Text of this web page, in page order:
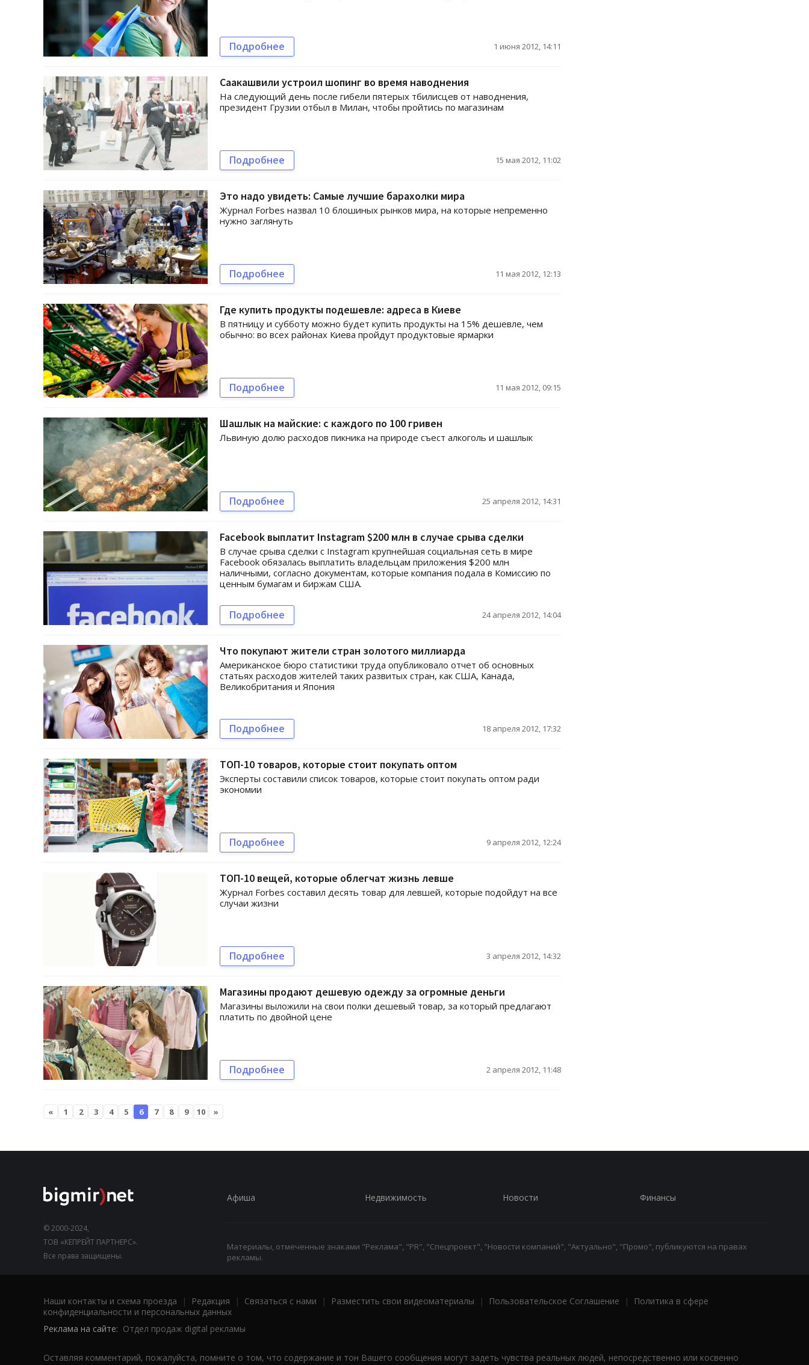
Подробнее 1 июня 2012, 14:11
Саакашвили устроил шопинг во время наводнения
На следующий день после гибели пятерых тбилисцев от наводнения,
президент Грузии отбыл в Милан, чтобы пройтись по магазинам
Подробнее 15 мая 2012, 11:02
Это надо увидеть: Самые лучшие барахолки мира
Журнал Forbes назвал 10 блошиных рынков мира, на которые непременно
нужно заглянуть
Подробнее 11 мая 2012, 12:13
Где купить продукты подешевле: адреса в Киеве
В пятницу и субботу можно будет купить продукты на 15% дешевле, чем
обычно: во всех районах Киева пройдут продуктовые ярмарки
Подробнее 11 мая 2012, 09:15
Шашлык на майские: с каждого по 100 гривен
Львиную долю расходов пикника на природе съест алкоголь и шашлык
Подробнее 25 апреля 2012, 14:31
Facebook выплатит Instagram $200 млн в случае срыва сделки
В случае срыва сделки с Instagram крупнейшая социальная сеть в мире
Facebook обязалась выплатить владельцам приложения $200 млн
наличными, согласно документам, которые компания подала в Комиссию по
ценным бумагам и биржам США.
Подробнее 24 апреля 2012, 14:04
Что покупают жители стран золотого миллиарда
Американское бюро статистики труда опубликовало отчет об основных
статьях расходов жителей таких развитых стран, как США, Канада,
Великобритания и Япония
Подробнее 18 апреля 2012, 17:32
ТОП-10 товаров, которые стоит покупать оптом
Эксперты составили список товаров, которые стоит покупать оптом ради
экономии
Подробнее 9 апреля 2012, 12:24
ТОП-10 вещей, которые облегчат жизнь левше
Журнал Forbes составил десять товар для левшей, которые подойдут на все
случаи жизни
Подробнее 3 апреля 2012, 14:32
Магазины продают дешевую одежду за огромные деньги
Магазины выложили на свои полки дешевый товар, за который предлагают
платить по двойной цене
Подробнее 2 апреля 2012, 11:48
« 1 2 3 4 5 6 7 8 9 10 »
© 2000-2024,
ТОВ «КЕПРЕЙТ ПАРТНЕРС».
Все права защищены.
Афиша Недвижимость Новости Финансы
Материалы, отмеченные знаками "Реклама", "PR", "Спецпроект", "Новости компаний", "Актуально", "Промо", публикуются на правах
рекламы.
Наши контакты и схема проезда | Редакция | Связаться с нами | Разместить свои видеоматериалы | Пользовательское Соглашение |
Политика в сфере
конфиденциальности и персональных данных
Реклама на сайте: Отдел продаж digital рекламы
Оставляя комментарий, пожалуйста, помните о том, что содержание и тон Вашего сообщения могут задеть чувства реальных людей, непосредственно или косвенно